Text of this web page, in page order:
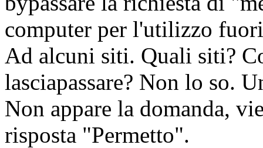
computer per l'utilizzo
Ad alcuni siti. Quali siti?
lasciapassare? Non lo so.
Non appare la domanda,
risposta "Permetto".